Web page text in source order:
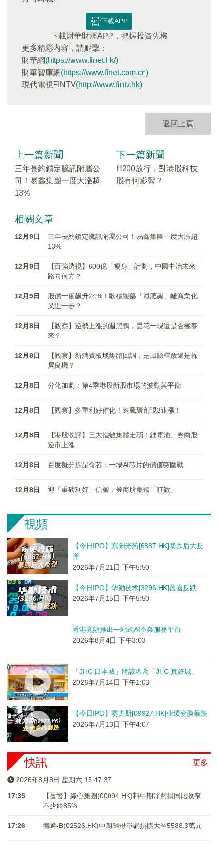
下載APP
下載財華財經APP，把握投資先機
更多精彩内容，請點擊：
財華網(https://www.finet.hk/)
財華智庫網(https://www.finet.com.cn)
現代電視FINTV(http://www.fintv.hk)
返回上頁
上一篇新聞
三年長約鎖定騰訊附屬公
司！易鑫集團一度大漲超
13%
下一篇新聞
H200放行，對港股科技
股有何影響？
相關文章
12月9日
三年長約鎖定騰訊附屬公司！易鑫集團一度大漲超
13%
12月9日
【百強透視】600億「瘦身」計劃，中國中冶未來
路向何方？
12月9日
股價一度飙升24%！歌禮製藥「減肥藥」離商業化
又近一步？
12月8日
【觀察】逆勢上漲的週黑鴨，昙花一現還是否極泰
來？
12月8日
【觀察】新消費板塊集體回調，是風險釋放還是佈
局良機？
12月8日 分化加劇：第4季港股新股市場的波動與平衡
12月8日 【觀察】多重利好催化！速騰聚創現3連漲！
12月8日
【港股收評】三大指數集體走弱！鋰電池、券商股
逆市上漲
12月8日 百度擬分拆昆侖芯：一場AI芯片的價值突圍戰
12月8日 迎「重磅利好」信號，券商股集體「狂歡」
視頻
【今日IPO】东阳光药[6887.HK]暴跌后大反
弹
2026年7月21日 下午5:50
【今日IPO】华勤技术[3296.HK]盈喜反跌
2026年7月15日 下午5:50
香港寬頻推出一站式AI企業服務平台
2026年8月4日 下午3:03
「JHC 日本城」將該名為「JHC 真好城」
2026年7月14日 下午1:03
【今日IPO】赛力斯[09927.HK]业绩变脸暴跌
2026年7月13日 下午4:07
更多
快訊
2026年8月8日 星期六 15:47:37
17:35
【盈警】綠心集團(00094.HK)料中期淨虧損同比收窄
不少於85%
17:26 德適-B(02526.HK)中期歸母淨虧損擴大至5588.3萬元